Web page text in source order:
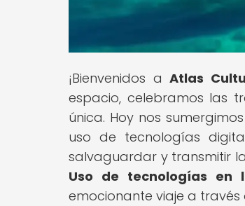
¡Bienvenidos aAtlas
espacio, celebramos las
única. Hoy nos
uso de tecnologías
salvaguardar y transmitir
Uso de tecnologías en
emocionante viaje a